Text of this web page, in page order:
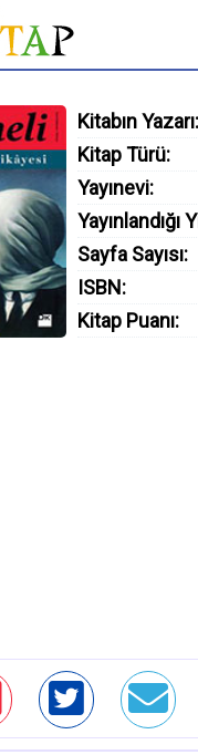
Kitabın Yazarı:
Kitap Türü:
Yayınevi:
Yayınlandığı
Sayfa Sayısı:
ISBN:
Kitap Puanı: